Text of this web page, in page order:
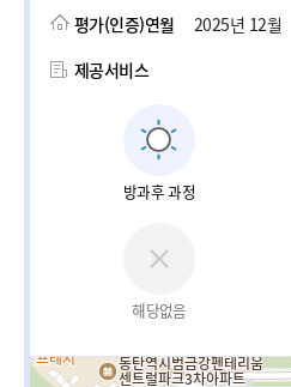
평가(인증)연월
2025년 12월
제공서비스
방과후 과정
해당없음